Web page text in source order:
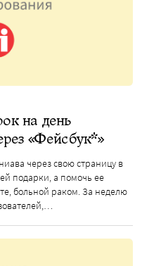
на день
«Фейсбук*»
через свою страницу в
подарки, а помочь ее
больной раком. За неделю